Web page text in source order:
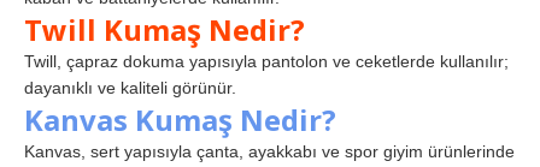
Twill Kumaş Nedir?
Twill, çapraz dokuma yapısıyla pantolon ve ceketlerde kullanılır;
dayanıklı ve kaliteli görünür.
Kanvas Kumaş Nedir?
Kanvas, sert yapısıyla çanta, ayakkabı ve spor giyim ürünlerinde